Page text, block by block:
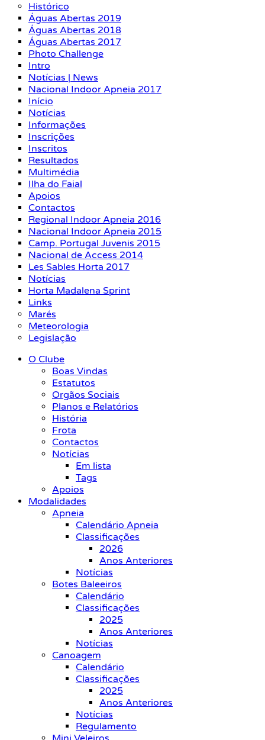
Histórico
Águas Abertas 2019
Águas Abertas 2018
Águas Abertas 2017
Photo Challenge
Intro
Notícias | News
Nacional Indoor Apneia 2017
Início
Notícias
Informações
Inscrições
Inscritos
Resultados
Multimédia
Ilha do Faial
Apoios
Contactos
Regional Indoor Apneia 2016
Nacional Indoor Apneia 2015
Camp. Portugal Juvenis 2015
Nacional de Access 2014
Les Sables Horta 2017
Notícias
Horta Madalena Sprint
Links
Marés
Meteorologia
Legislação
O Clube
Boas Vindas
Estatutos
Orgãos Sociais
Planos e Relatórios
História
Frota
Contactos
Notícias
Em lista
Tags
Apoios
Modalidades
Apneia
Calendário Apneia
Classificações
2026
Anos Anteriores
Notícias
Botes Baleeiros
Calendário
Classificações
2025
Anos Anteriores
Notícias
Canoagem
Calendário
Classificações
2025
Anos Anteriores
Notícias
Regulamento